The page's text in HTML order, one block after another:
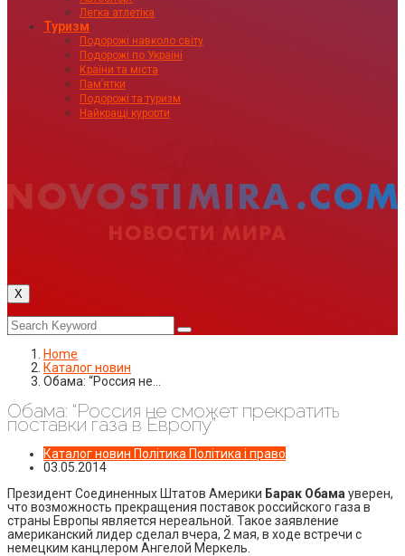
Легка атлетіка
Туризм
Подорожі навколо світу
Подорожі по Україні
Країни та міста
Пам’ятки
Подорожі та туризм
Найкращі курорти
X
Home
Каталог новин
Обама: “Россия не…
Обама: “Россия не сможет прекратить
поставки газа в Европу”
Каталог новин Політика Політика і право
03.05.2014
Президент Соединенных Штатов Америки Барак Обама уверен,
что возможность прекращения поставок российского газа в
страны Европы является нереальной. Такое заявление
американский лидер сделал вчера, 2 мая, в ходе встречи с
немецким канцлером Ангелой Меркель.